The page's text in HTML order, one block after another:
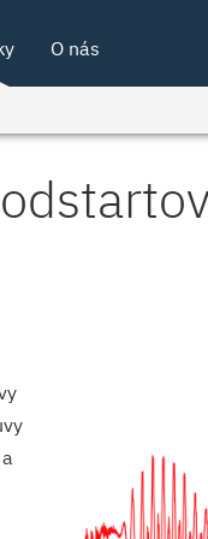
O nás